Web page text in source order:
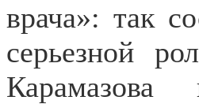
врача»: так
серьезной